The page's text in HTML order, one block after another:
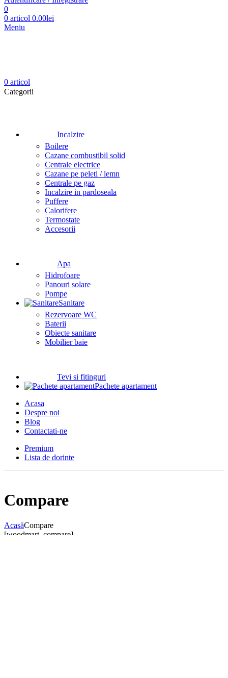
0
0 articol 0.00lei
Meniu
0 articol
Categorii
Incalzire
Boilere
Cazane combustibil solid
Centrale electrice
Cazane pe peleti / lemn
Centrale pe gaz
Incalzire in pardoseala
Puffere
Calorifere
Termostate
Accesorii
Apa
Hidrofoare
Panouri solare
Pompe
Sanitare
Rezervoare WC
Baterii
Obiecte sanitare
Mobilier baie
Tevi si fitinguri
Pachete apartament
Acasa
Despre noi
Blog
Contactati-ne
Premium
Lista de dorinte
Compare
AcasăCompare
[woodmart_compare]